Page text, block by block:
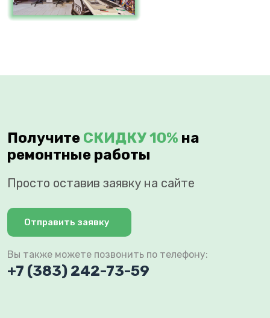
Получите СКИДКУ 10% на
ремонтные работы
Просто оставив заявку на сайте
Отправить заявку
Вы также можете позвонить по телефону:
+7 (383) 242-73-59